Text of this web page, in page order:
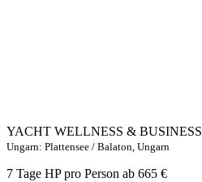
YACHT WELLNESS & BUSINESS
Ungarn: Plattensee / Balaton, Ungarn
7 Tage HP pro Person ab 665 €